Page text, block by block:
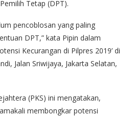
Tetap (DPT).
pencoblosan yang paling
DPT,” kata Pipin dalam
Kecurangan di Pilpres 2019’ di
Jalan Sriwijaya, Jakarta Selatan,
(PKS) ini mengatakan,
membongkar potensi